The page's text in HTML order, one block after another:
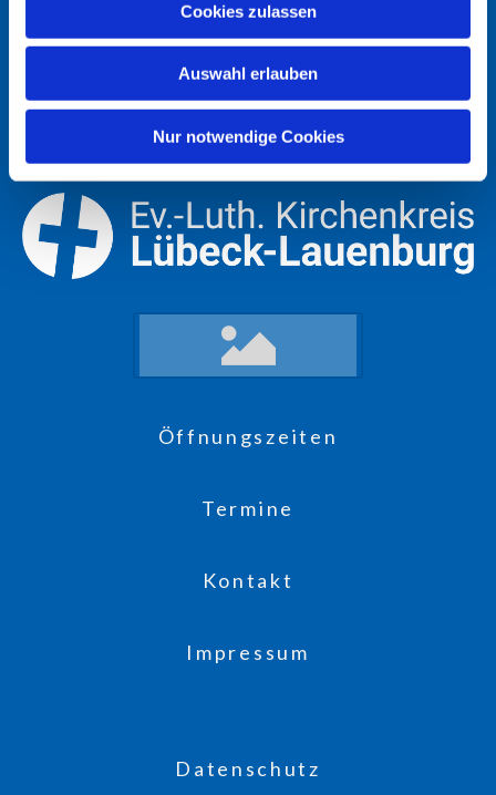
Cookies zulassen
Auswahl erlauben
Nur notwendige Cookies
ST. JAKOBI LÜBECK
Öffnungszeiten
Termine
Kontakt
Impressum
Datenschutz